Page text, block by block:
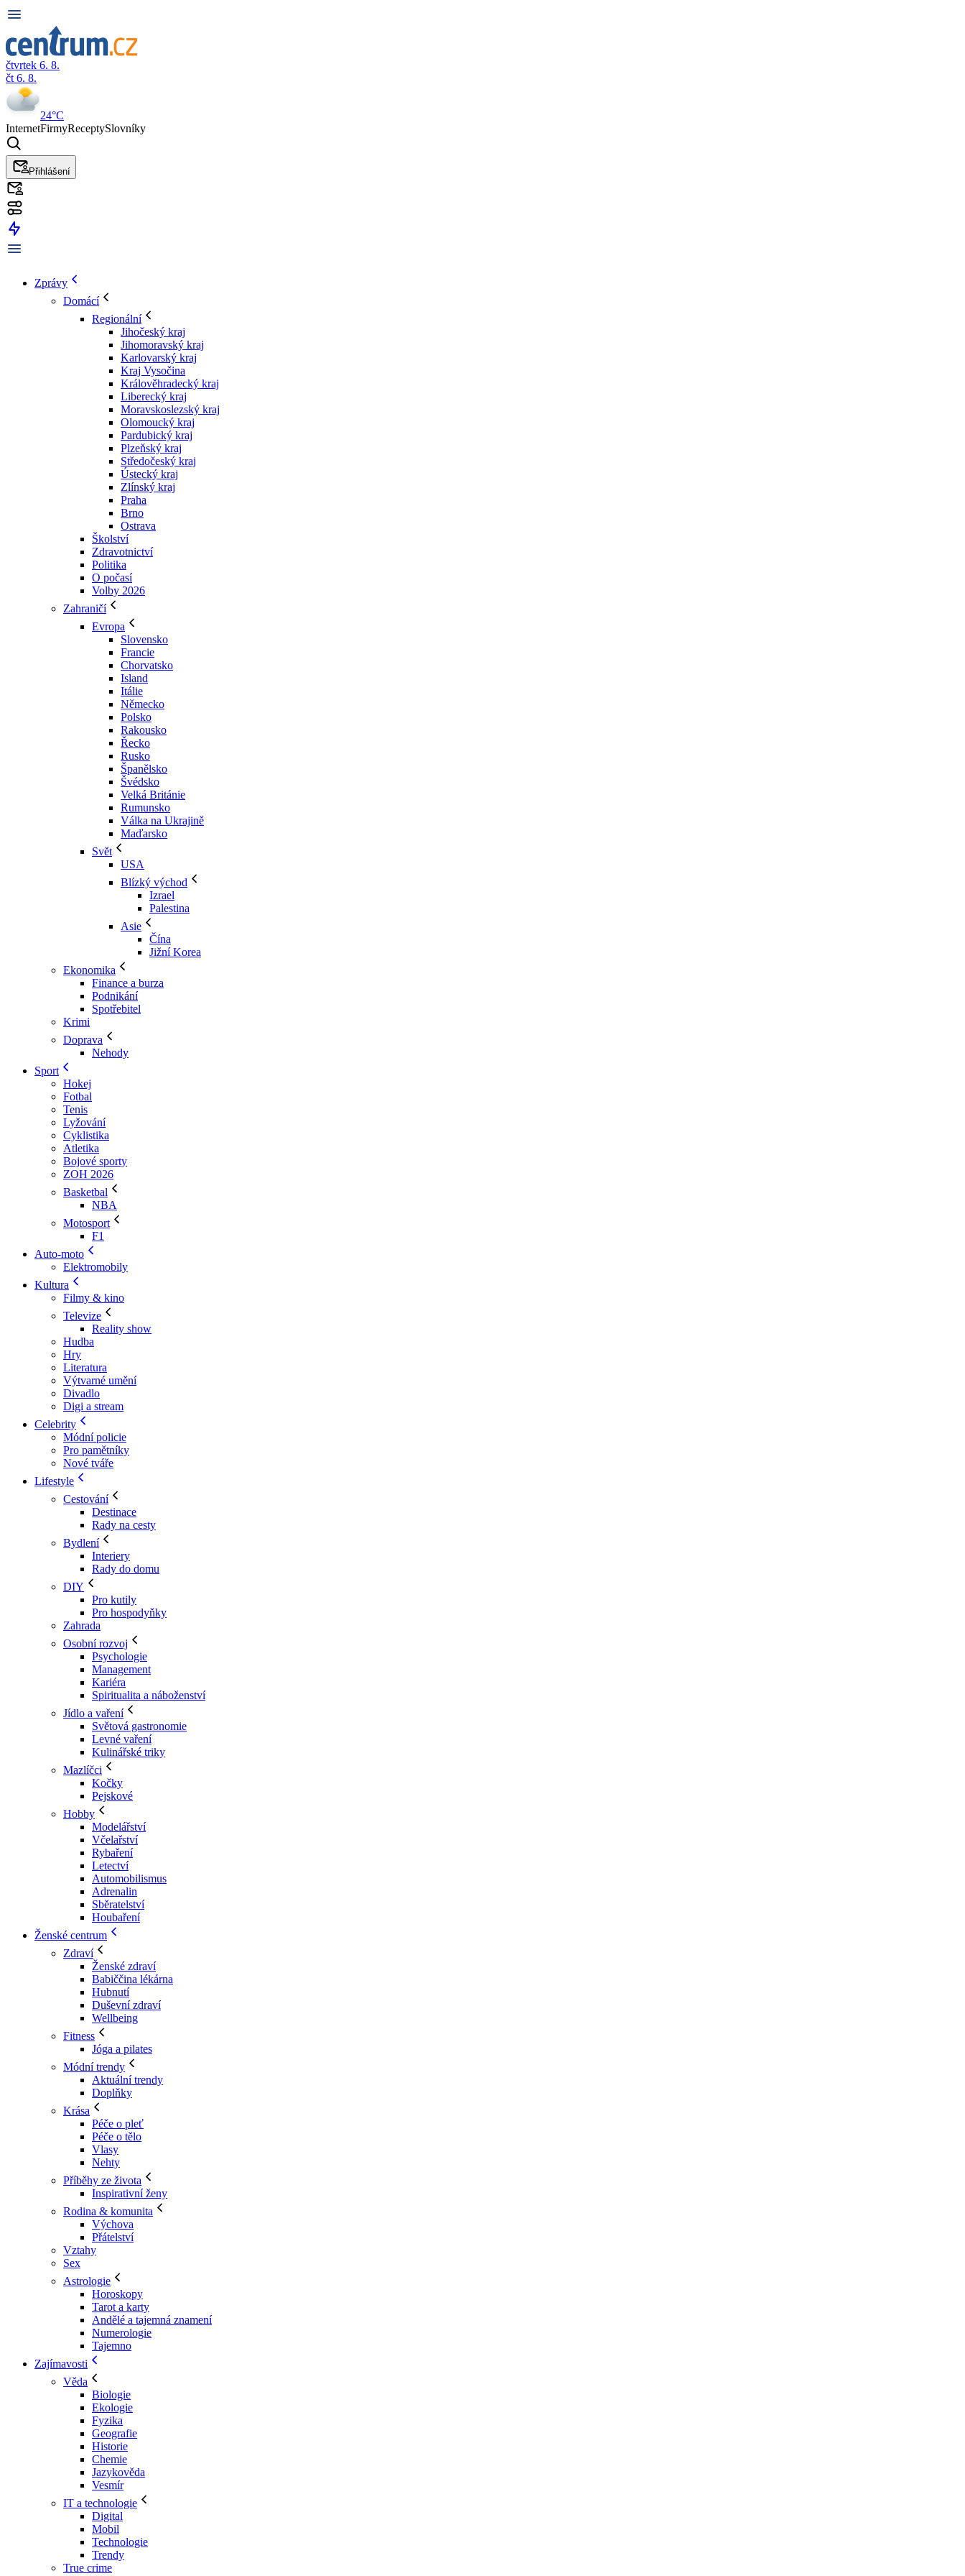
čtvrtek 6. 8.
čt 6. 8.
24°C
InternetFirmyReceptySlovníky
Přihlášení
Zprávy
Domácí
Regionální
Jihočeský kraj
Jihomoravský kraj
Karlovarský kraj
Kraj Vysočina
Králověhradecký kraj
Liberecký kraj
Moravskoslezský kraj
Olomoucký kraj
Pardubický kraj
Plzeňský kraj
Středočeský kraj
Ústecký kraj
Zlínský kraj
Praha
Brno
Ostrava
Školství
Zdravotnictví
Politika
O počasí
Volby 2026
Zahraničí
Evropa
Slovensko
Francie
Chorvatsko
Island
Itálie
Německo
Polsko
Rakousko
Řecko
Rusko
Španělsko
Švédsko
Velká Británie
Rumunsko
Válka na Ukrajině
Maďarsko
Svět
USA
Blízký východ
Izrael
Palestina
Asie
Čína
Jižní Korea
Ekonomika
Finance a burza
Podnikání
Spotřebitel
Krimi
Doprava
Nehody
Sport
Hokej
Fotbal
Tenis
Lyžování
Cyklistika
Atletika
Bojové sporty
ZOH 2026
Basketbal
NBA
Motosport
F1
Auto-moto
Elektromobily
Kultura
Filmy & kino
Televize
Reality show
Hudba
Hry
Literatura
Výtvarné umění
Divadlo
Digi a stream
Celebrity
Módní policie
Pro pamětníky
Nové tváře
Lifestyle
Cestování
Destinace
Rady na cesty
Bydlení
Interiery
Rady do domu
DIY
Pro kutily
Pro hospodyňky
Zahrada
Osobní rozvoj
Psychologie
Management
Kariéra
Spiritualita a náboženství
Jídlo a vaření
Světová gastronomie
Levné vaření
Kulinářské triky
Mazlíčci
Kočky
Pejskové
Hobby
Modelářství
Včelařství
Rybaření
Letectví
Automobilismus
Adrenalin
Sběratelství
Houbaření
Ženské centrum
Zdraví
Ženské zdraví
Babiččina lékárna
Hubnutí
Duševní zdraví
Wellbeing
Fitness
Jóga a pilates
Módní trendy
Aktuální trendy
Doplňky
Krása
Péče o pleť
Péče o tělo
Vlasy
Nehty
Příběhy ze života
Inspirativní ženy
Rodina & komunita
Výchova
Přátelství
Vztahy
Sex
Astrologie
Horoskopy
Tarot a karty
Andělé a tajemná znamení
Numerologie
Tajemno
Zajímavosti
Věda
Biologie
Ekologie
Fyzika
Geografie
Historie
Chemie
Jazykověda
Vesmír
IT a technologie
Digital
Mobil
Technologie
Trendy
True crime